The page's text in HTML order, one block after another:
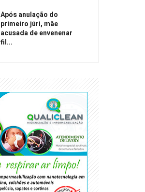
Após anulação do
primeiro júri, mãe
acusada de envenenar
fil...